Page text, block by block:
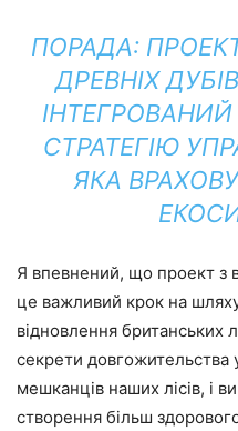
ПОРАДА:
ДРЕВНІХ
СТРАТЕГІЮ
ЯКА
Я впевнений, що проект з
це важливий крок на
відновлення британських
секрети довгожительства
мешканців наших лісів, і
створення більш